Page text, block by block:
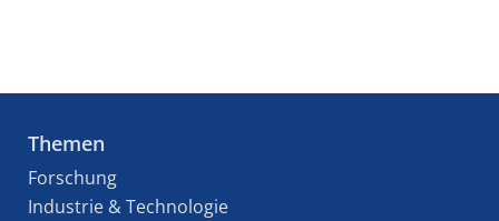
Themen
Forschung
Industrie & Technologie